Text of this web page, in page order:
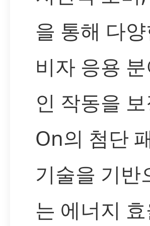
을 통해 다
비자 응용
인 작동을
On의 첨단
기술을 기반
는 에너지